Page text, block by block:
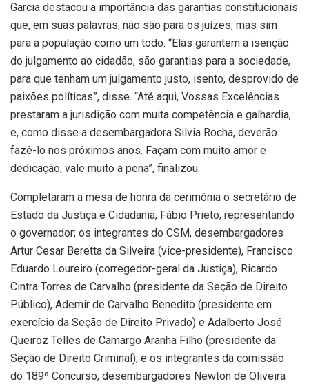
Garcia destacou a importância das garantias constitucionais
que, em suas palavras, não são para os juízes, mas sim
para a população como um todo. “Elas garantem a isenção
do julgamento ao cidadão, são garantias para a sociedade,
para que tenham um julgamento justo, isento, desprovido de
paixões políticas”, disse. “Até aqui, Vossas Excelências
prestaram a jurisdição com muita competência e galhardia,
e, como disse a desembargadora Silvia Rocha, deverão
fazê-lo nos próximos anos. Façam com muito amor e
dedicação, vale muito a pena”, finalizou.
Completaram a mesa de honra da cerimônia o secretário de
Estado da Justiça e Cidadania, Fábio Prieto, representando
o governador; os integrantes do CSM, desembargadores
Artur Cesar Beretta da Silveira (vice-presidente), Francisco
Eduardo Loureiro (corregedor-geral da Justiça), Ricardo
Cintra Torres de Carvalho (presidente da Seção de Direito
Público), Ademir de Carvalho Benedito (presidente em
exercício da Seção de Direito Privado) e Adalberto José
Queiroz Telles de Camargo Aranha Filho (presidente da
Seção de Direito Criminal); e os integrantes da comissão
do 189º Concurso, desembargadores Newton de Oliveira